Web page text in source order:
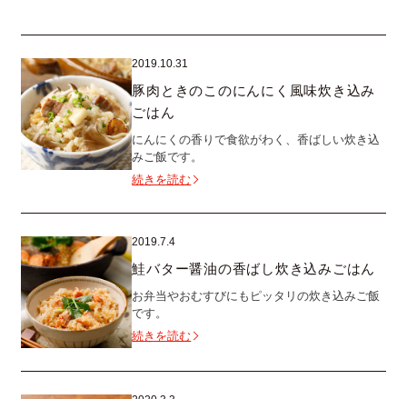
2019.10.31
豚肉ときのこのにんにく風味炊き込み
ごはん
にんにくの香りで食欲がわく、香ばしい炊き込
みご飯です。
続きを読む
2019.7.4
鮭バター醤油の香ばし炊き込みごはん
お弁当やおむすびにもピッタリの炊き込みご飯
です。
続きを読む